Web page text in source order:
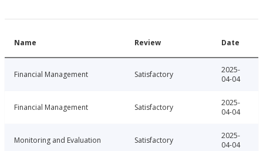
Name Review Date
Financial Management Satisfactory
2025-
04-04
Financial Management Satisfactory
2025-
04-04
Monitoring and Evaluation Satisfactory
2025-
04-04